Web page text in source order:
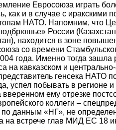
Евросоюза играть
как и в случае с иракскими
НАТО. Напомним, что
России
находится в зоне
со времени
года. Именно тогда зашла
на кавказском и
генсека НАТО
успел побывать в регионе
ему отрезке
коллеги –
по данным «НГ», не
на встрече глав МИД ЕС 18